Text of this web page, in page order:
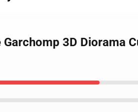
3D Diorama